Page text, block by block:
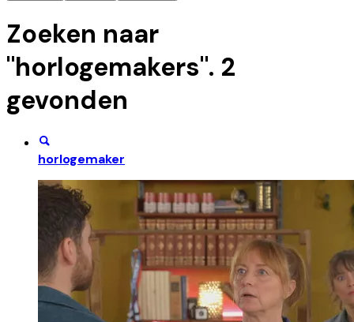
Zoeken naar
"horlogemakers". 2
gevonden
horlogemaker